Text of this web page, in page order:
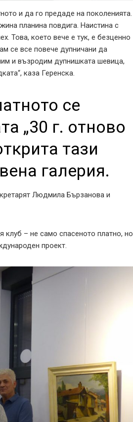
и да го предаде на поколенията.
планина повдига. Наистина с
Това, което вече е тук, е безценно
се все повече дупничани да
и възродим дупнишката шевица,
каза Геренска.
се
„30 г. отново
тази
галерия.
Людмила Бързанова и
клуб – не само спасеното платно, но
проект.